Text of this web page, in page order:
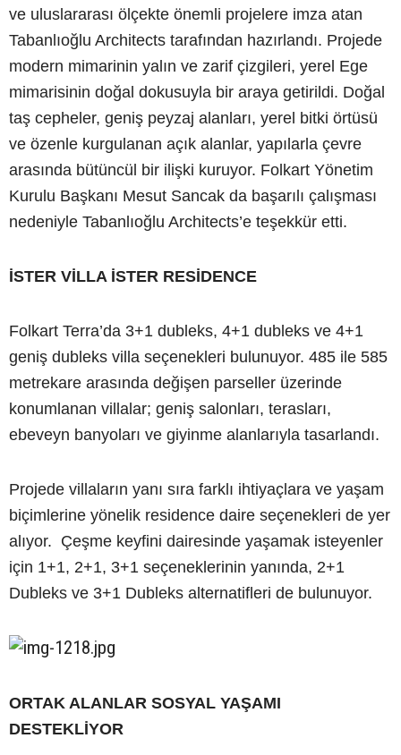
ve uluslararası ölçekte önemli projelere imza atan
Tabanlıoğlu Architects tarafından hazırlandı. Projede
modern mimarinin yalın ve zarif çizgileri, yerel Ege
mimarisinin doğal dokusuyla bir araya getirildi. Doğal
taş cepheler, geniş peyzaj alanları, yerel bitki örtüsü
ve özenle kurgulanan açık alanlar, yapılarla çevre
arasında bütüncül bir ilişki kuruyor. Folkart Yönetim
Kurulu Başkanı Mesut Sancak da başarılı çalışması
nedeniyle Tabanlıoğlu Architects’e teşekkür etti.
İSTER VİLLA İSTER RESİDENCE
Folkart Terra’da 3+1 dubleks, 4+1 dubleks ve 4+1
geniş dubleks villa seçenekleri bulunuyor. 485 ile 585
metrekare arasında değişen parseller üzerinde
konumlanan villalar; geniş salonları, terasları,
ebeveyn banyoları ve giyinme alanlarıyla tasarlandı.
Projede villaların yanı sıra farklı ihtiyaçlara ve yaşam
biçimlerine yönelik residence daire seçenekleri de yer
alıyor. Çeşme keyfini dairesinde yaşamak isteyenler
için 1+1, 2+1, 3+1 seçeneklerinin yanında, 2+1
Dubleks ve 3+1 Dubleks alternatifleri de bulunuyor.
ORTAK ALANLAR SOSYAL YAŞAMI
DESTEKLİYOR